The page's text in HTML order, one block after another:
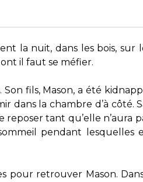
la nuit, dans les bois, sur
il faut se méfier.
fils, Mason, a été
dans la chambre d’à côté.
reposer tant qu’elle n’aura
pendant lesquelles
pour retrouver Mason.